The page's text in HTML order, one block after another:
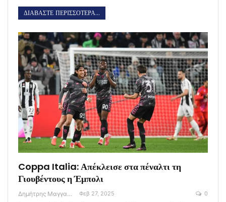
ΔΙΑΒΑΣΤΕ ΠΕΡΙΣΣΟΤΕΡΑ...
Coppa Italia: Απέκλεισε στα πέναλτι τη
Γιουβέντους η Έμπολι
Δημήτρης Μαγγανάρης Φεβ 27, 2025 0